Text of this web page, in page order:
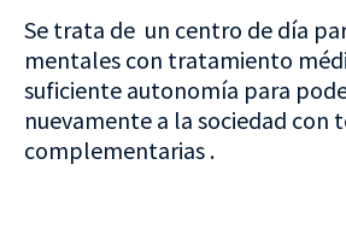
Se trata de un centro de día
mentales con tratamiento
suficiente autonomía para
nuevamente a la sociedad con
complementarias .